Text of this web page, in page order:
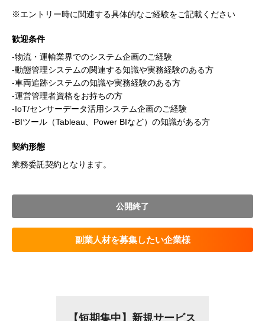
※エントリー時に関連する具体的なご経験をご記載ください
歓迎条件
-物流・運輸業界でのシステム企画のご経験
-動態管理システムの関連する知識や実務経験のある方
-車両追跡システムの知識や実務経験のある方
-運営管理者資格をお持ちの方
-IoT/センサーデータ活用システム企画のご経験
-BIツール（Tableau、Power BIなど）の知識がある方
契約形態
業務委託契約となります。
公開終了
副業人材を募集したい企業様
【短期集中】新規サービス